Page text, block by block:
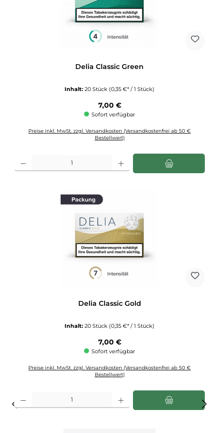
Delia Classic Green
Inhalt: 20 Stück (0,35 €* / 1 Stück)
Regulärer Preis:
7,00 €
Sofort verfügbar
Preise inkl. MwSt. zzgl. Versandkosten (Versandkostenfrei ab 50 €
Bestellwert)
Produkt Anzahl: Gib den gewünschten Wert ein oder benutze die Schaltflächen
Delia Classic Gold
Inhalt: 20 Stück (0,35 €* / 1 Stück)
Regulärer Preis:
7,00 €
Sofort verfügbar
Preise inkl. MwSt. zzgl. Versandkosten (Versandkostenfrei ab 50 €
Bestellwert)